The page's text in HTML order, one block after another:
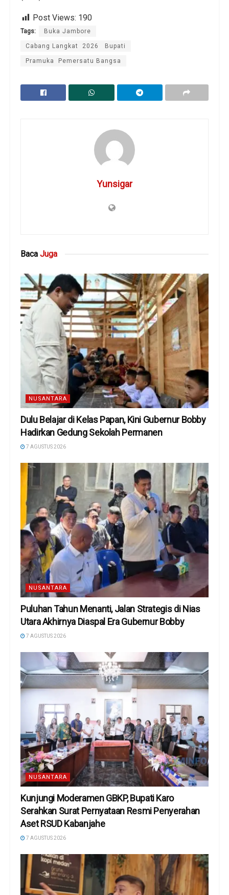
Post Views: 190
Tags: Buka Jambore
Cabang Langkat 2026 Bupati
Pramuka Pemersatu Bangsa
Yunsigar
Baca Juga
NUSANTARA
Dulu Belajar di Kelas Papan, Kini Gubernur Bobby
Hadirkan Gedung Sekolah Permanen
7 AGUSTUS 2026
NUSANTARA
Puluhan Tahun Menanti, Jalan Strategis di Nias
Utara Akhirnya Diaspal Era Gubernur Bobby
7 AGUSTUS 2026
NUSANTARA
Kunjungi Moderamen GBKP, Bupati Karo
Serahkan Surat Pernyataan Resmi Penyerahan
Aset RSUD Kabanjahe
7 AGUSTUS 2026